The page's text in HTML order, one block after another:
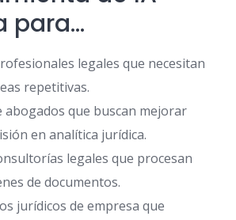
para…
legales que necesitan
repetitivas.
abogados que buscan mejorar
en analítica jurídica.
legales que procesan
de documentos.
jurídicos de empresa que